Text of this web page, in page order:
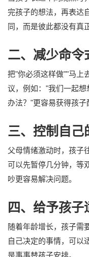
完孩子的想法，再表达
同，而是彼此都没有真
二、减少命令
把"你必须这样做""马上
议，例如："我们一起
办法？"更容易获得孩子
三、控制自己
父母情绪激动时，孩子
可以先暂停几分钟，等
吵更容易解决问题。
四、给予孩子
随着年龄增长，孩子需
自己决定的事情，可以